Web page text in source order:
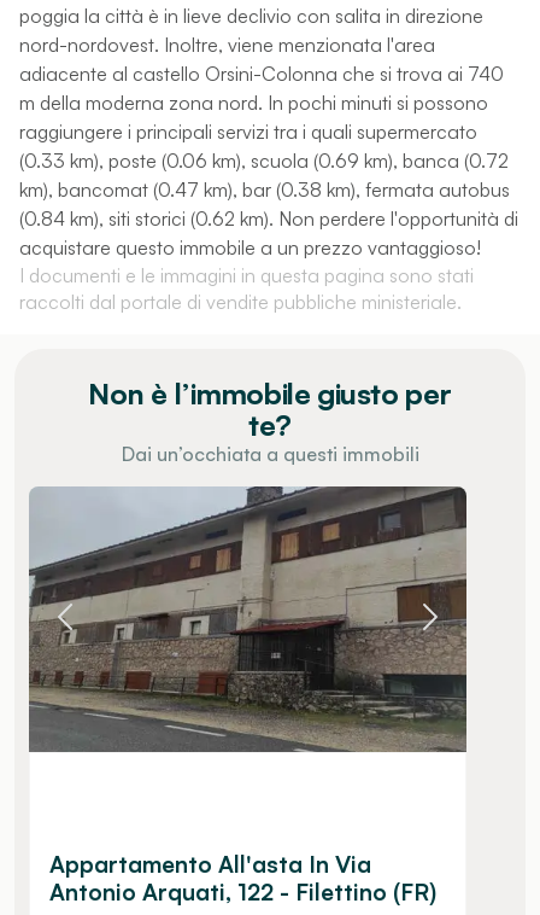
poggia la città è in lieve declivio con salita in direzione
nord-nordovest. Inoltre, viene menzionata l'area
adiacente al castello Orsini-Colonna che si trova ai 740
m della moderna zona nord. In pochi minuti si possono
raggiungere i principali servizi tra i quali supermercato
(0.33 km), poste (0.06 km), scuola (0.69 km), banca (0.72
km), bancomat (0.47 km), bar (0.38 km), fermata autobus
(0.84 km), siti storici (0.62 km). Non perdere l'opportunità di
acquistare questo immobile a un prezzo vantaggioso!
I documenti e le immagini in questa pagina sono stati
raccolti dal portale di vendite pubbliche ministeriale.
Non è l’immobile giusto per
te?
Dai un’occhiata a questi immobili
Appartamento All'asta In Via
Antonio Arquati, 122 - Filettino (FR)